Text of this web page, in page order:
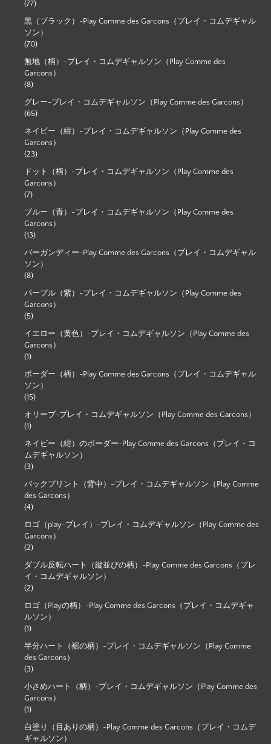
(77)
黒（ブラック）-Play Comme des Garcons（プレイ・コムデギャル
ソン）
(70)
無地（柄）-プレイ・コムデギャルソン（Play Comme des
Garcons）
(8)
グレー-プレイ・コムデギャルソン（Play Comme des Garcons）
(65)
ネイビー（紺）-プレイ・コムデギャルソン（Play Comme des
Garcons）
(23)
ドット（柄）-プレイ・コムデギャルソン（Play Comme des
Garcons）
(7)
ブルー（青）-プレイ・コムデギャルソン（Play Comme des
Garcons）
(13)
バーガンディー-Play Comme des Garcons（プレイ・コムデギャル
ソン）
(8)
パープル（紫）-プレイ・コムデギャルソン（Play Comme des
Garcons）
(5)
イエロー（黄色）-プレイ・コムデギャルソン（Play Comme des
Garcons）
(1)
ボーダー（柄）-Play Comme des Garcons（プレイ・コムデギャル
ソン）
(15)
オリーブ-プレイ・コムデギャルソン（Play Comme des Garcons）
(1)
ネイビー（紺）のボーダー-Play Comme des Garcons（プレイ・コ
ムデギャルソン）
(3)
バックプリント（背中）-プレイ・コムデギャルソン（Play Comme
des Garcons）
(4)
ロゴ（play-プレイ）-プレイ・コムデギャルソン（Play Comme des
Garcons）
(2)
ダブル反転ハート（縦並びの柄）-Play Comme des Garcons（プレ
イ・コムデギャルソン）
(2)
ロゴ（Playの柄）-Play Comme des Garcons（プレイ・コムデギャ
ルソン）
(1)
半分ハート（裾の柄）-プレイ・コムデギャルソン（Play Comme
des Garcons）
(3)
小さめハート（柄）-プレイ・コムデギャルソン（Play Comme des
Garcons）
(1)
白塗り（目ありの柄）-Play Comme des Garcons（プレイ・コムデ
ギャルソン）